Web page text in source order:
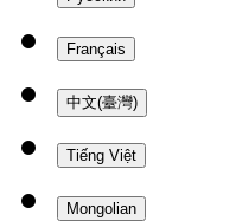
Français
中文(臺灣)
Tiếng Việt
Mongolian